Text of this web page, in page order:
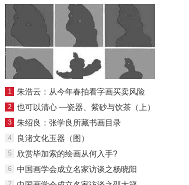
1 朱浩云：从今年春拍看字画买卖风险
2 也可以清心 —瓷器、紫砂与饮茶（上）
3 朱绍良：张学良所藏书画目录
4 良渚文化玉器（图）
5 欣赏毕加索的绘画从何入手?
6 中国画学会成立名家访谈之杨晓阳